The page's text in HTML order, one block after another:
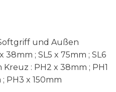
und Außen
38mm ; SL5 x 75mm ; SL6
Kreuz : PH2 x 38mm ; PH1
PH3 x 150mm